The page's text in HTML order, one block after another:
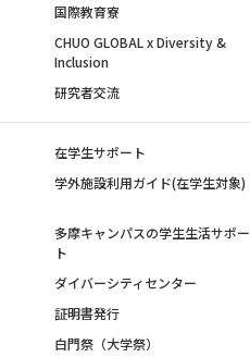
国際教育寮
CHUO GLOBAL x Diversity &
Inclusion
研究者交流
在学生サポート
学外施設利用ガイド(在学生対象)
多摩キャンパスの学生生活サポー
ト
ダイバーシティセンター
証明書発行
白門祭（大学祭）